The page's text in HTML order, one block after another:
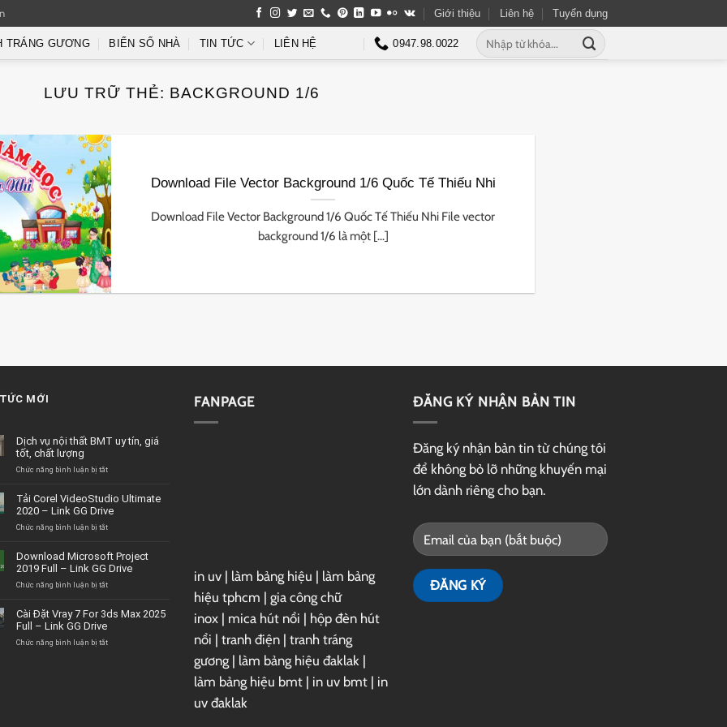
Giới thiệu Liên hệ Tuyển dụng
TRÁNG GƯƠNG BIỂN SỐ NHÀ TIN TỨC LIÊN HỆ 0947.98.0022
Tìm
kiếm:
LƯU TRỮ THẺ: BACKGROUND 1/6
Download File Vector Background 1/6 Quốc Tế Thiếu Nhi
Download File Vector Background 1/6 Quốc Tế Thiếu Nhi File vector
background 1/6 là một [...]
MỚI
Dịch vụ nội thất BMT uy tín, giá
tốt, chất lượng
Chức năng bình luận bị tắtở
nội
thất
BMT
giá
tốt,
chất
Tải Corel VideoStudio Ultimate
2020 – Link GG Drive
Chức năng bình luận bị tắtở
VideoStudio
Ultimate
2020
GG
Download Microsoft Project
2019 Full – Link GG Drive
Chức năng bình luận bị tắtở
Project
Full
Cài Đặt Vray 7 For 3ds Max 2025
Full – Link GG Drive
Chức năng bình luận bị tắtở
FANPAGE
in uv | làm bảng hiệu | làm bảng
hiệu tphcm | gia công chữ
inox | mica hút nổi | hộp đèn hút
nổi | tranh điện | tranh tráng
gương | làm bảng hiệu đaklak |
làm bảng hiệu bmt | in uv bmt | in
uv đaklak
ĐĂNG KÝ NHẬN BẢN TIN
Đăng ký nhận bản tin từ chúng tôi
để không bỏ lỡ những khuyến mại
lớn dành riêng cho bạn.